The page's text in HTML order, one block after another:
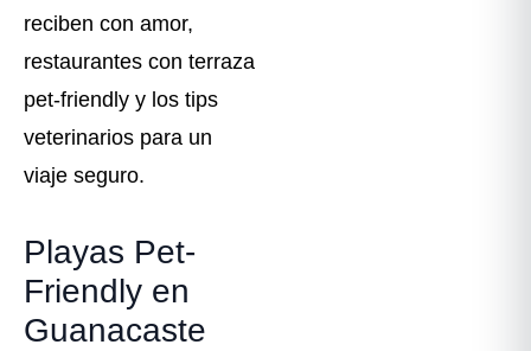
reciben con amor,
restaurantes con terraza
pet-friendly y los tips
veterinarios para un
viaje seguro.
Playas Pet-
Friendly en
Guanacaste